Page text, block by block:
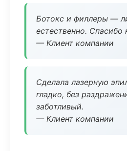
Ботокс и филлеры —
естественно. Спасибо
— Клиент компании
Сделала лазерную
гладко, без
заботливый.
— Клиент компании